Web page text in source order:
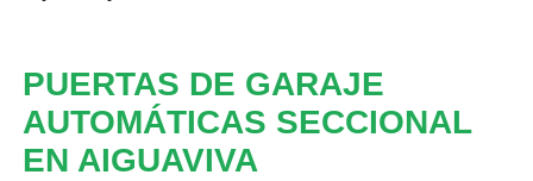
PUERTAS DE GARAJE
AUTOMÁTICAS SECCIONAL
EN AIGUAVIVA